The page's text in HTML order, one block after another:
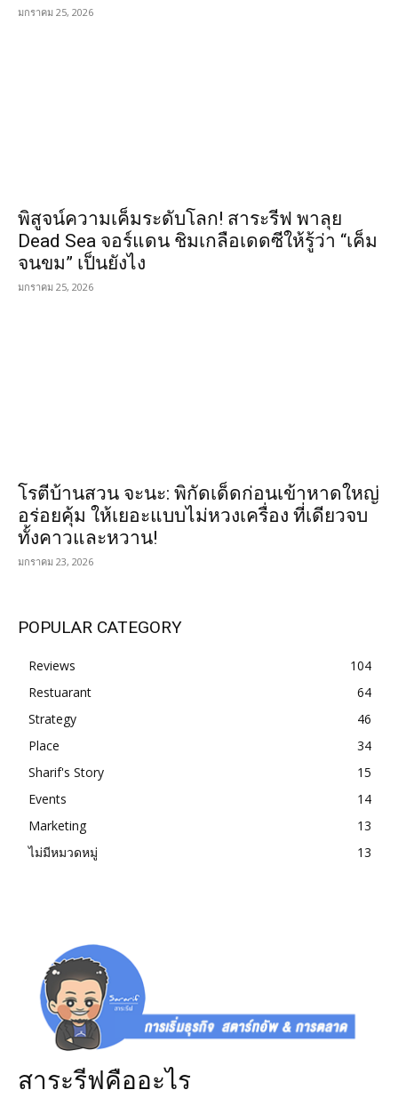
มกราคม 25, 2026
พิสูจน์ความเค็มระดับโลก! สาระรีฟ พาลุย
Dead Sea จอร์แดน ชิมเกลือเดดซีให้รู้ว่า “เค็ม
จนขม” เป็นยังไง
มกราคม 25, 2026
โรตีบ้านสวน จะนะ: พิกัดเด็ดก่อนเข้าหาดใหญ่
อร่อยคุ้ม ให้เยอะแบบไม่หวงเครื่อง ที่เดียวจบ
ทั้งคาวและหวาน!
มกราคม 23, 2026
POPULAR CATEGORY
Reviews
104
Restuarant
64
Strategy
46
Place
34
Sharif's Story
15
Events
14
Marketing
13
ไม่มีหมวดหมู่
13
สาระรีฟคืออะไร